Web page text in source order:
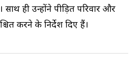
साथ ही उन्होंने पीड़ित परिवार और
करने के निर्देश दिए हैं।